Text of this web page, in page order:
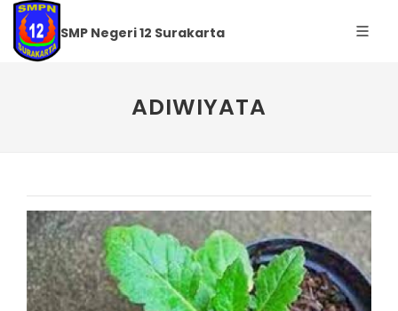
SMP Negeri 12 Surakarta
ADIWIYATA